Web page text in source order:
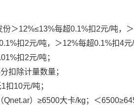
＞12%≤13%每超0.1%扣2元/吨，
扣2元/吨，＞12%每超0.1%扣4元
扣2元/吨；
扣除计量数量；
10元/吨；
）≥6500大卡/kg；＜